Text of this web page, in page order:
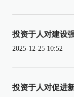
投资于人对建设
2025-12-25 10:52
投资于人对促进